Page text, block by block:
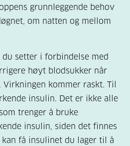
grunnleggende behov
om natten og mellom
setter i forbindelse med
høyt blodsukker når
kommer raskt. Til
insulin. Det er ikke alle
trenger å bruke
insulin, siden det finnes
få insulinet du lager til å